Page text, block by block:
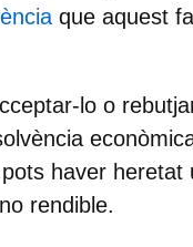
que aquest
lo o
haver heretat
rendible.